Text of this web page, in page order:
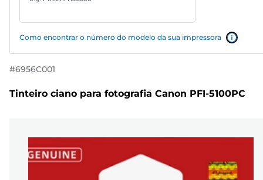
Como encontrar o número do modelo da sua impressora
#6956C001
Tinteiro ciano para fotografia Canon PFI-5100PC